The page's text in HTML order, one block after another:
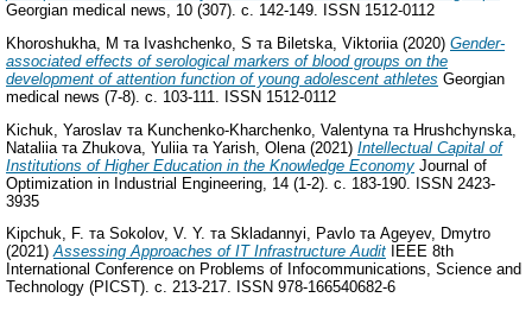
Georgian medical news, 10 (307). с. 142-149. ISSN 1512-0112
Khoroshukha, M та Ivashchenko, S та Biletska, Viktoriia (2020) Gender-
associated effects of serological markers of blood groups on the
development of attention function of young adolescent athletes Georgian
medical news (7-8). с. 103-111. ISSN 1512-0112
Kichuk, Yaroslav та Kunchenko-Kharchenko, Valentyna та Hrushchynska,
Nataliia та Zhukova, Yuliia та Yarish, Olena (2021) Intellectual Capital of
Institutions of Higher Education in the Knowledge Economy Journal of
Optimization in Industrial Engineering, 14 (1-2). с. 183-190. ISSN 2423-
3935
Kipchuk, F. та Sokolov, V. Y. та Skladannyi, Pavlo та Ageyev, Dmytro
(2021)Assessing Approaches of IT Infrastructure Audit IEEE 8th
International Conference on Problems of Infocommunications, Science and
Technology (PICST). с. 213-217. ISSN 978-166540682-6